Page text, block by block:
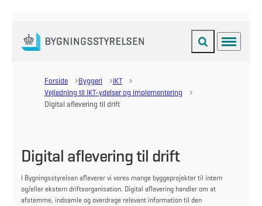
Gå til forsiden Fold søgefelt ud
Menu
Forside Byggeri
IKT
Vejledning til IKT-ydelser og implementering
Digital aflevering til drift
Digital aflevering til drift
I Bygningsstyrelsen afleverer vi vores mange byggeprojekter til intern
og/eller ekstern driftsorganisation. Digital aflevering handler om at
afstemme, indsamle og overdrage relevant information til den